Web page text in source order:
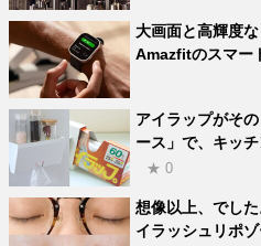
大画面と高輝度
Amazfitのスマー
アイラップがそ
ース」で、キッ
★ 0
想像以上、でし
イラッシュリポ